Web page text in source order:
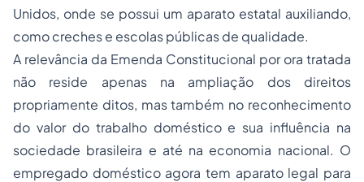
Unidos, onde se possui um aparato estatal auxiliando,
como creches e escolas públicas de qualidade.
A relevância da Emenda Constitucional por ora tratada
não reside apenas na ampliação dos direitos
propriamente ditos, mas também no reconhecimento
do valor do trabalho doméstico e sua influência na
sociedade brasileira e até na economia nacional. O
empregado doméstico agora tem aparato legal para